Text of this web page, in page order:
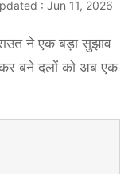
: Jun 11, 2026
ने एक बड़ा सुझाव
बने दलों को अब एक